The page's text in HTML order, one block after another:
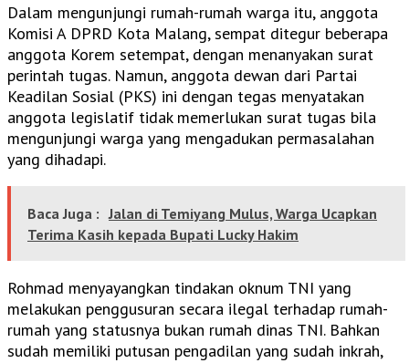
Dalam mengunjungi rumah-rumah warga itu, anggota
Komisi A DPRD Kota Malang, sempat ditegur beberapa
anggota Korem setempat, dengan menanyakan surat
perintah tugas. Namun, anggota dewan dari Partai
Keadilan Sosial (PKS) ini dengan tegas menyatakan
anggota legislatif tidak memerlukan surat tugas bila
mengunjungi warga yang mengadukan permasalahan
yang dihadapi.
Baca Juga : Jalan di Temiyang Mulus, Warga Ucapkan
Terima Kasih kepada Bupati Lucky Hakim
Rohmad menyayangkan tindakan oknum TNI yang
melakukan penggusuran secara ilegal terhadap rumah-
rumah yang statusnya bukan rumah dinas TNI. Bahkan
sudah memiliki putusan pengadilan yang sudah inkrah,